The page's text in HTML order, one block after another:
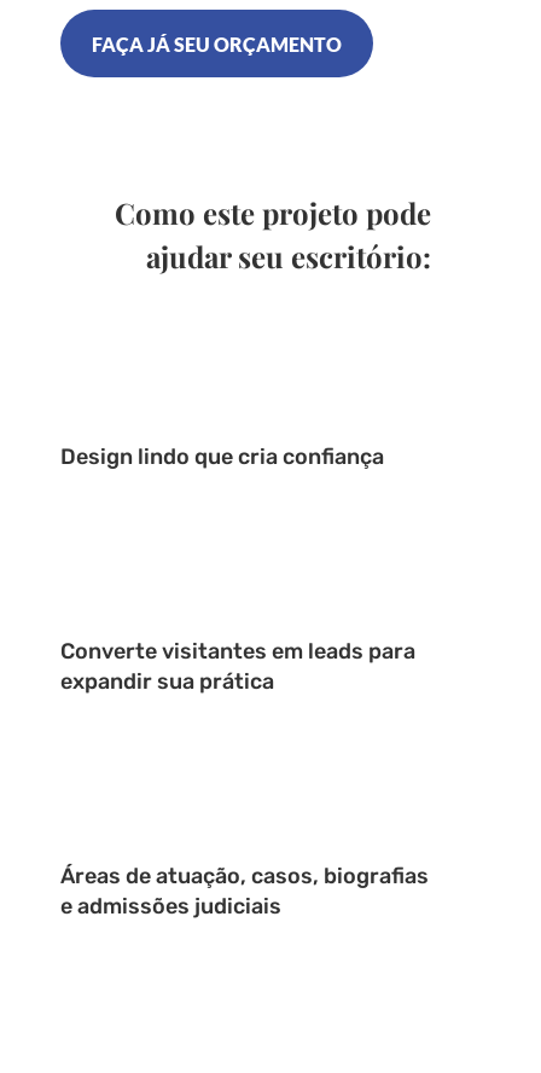
FAÇA JÁ SEU ORÇAMENTO
Como este projeto pode
ajudar seu escritório:
Design lindo que cria confiança
Converte visitantes em leads para
expandir sua prática
Áreas de atuação, casos, biografias
e admissões judiciais